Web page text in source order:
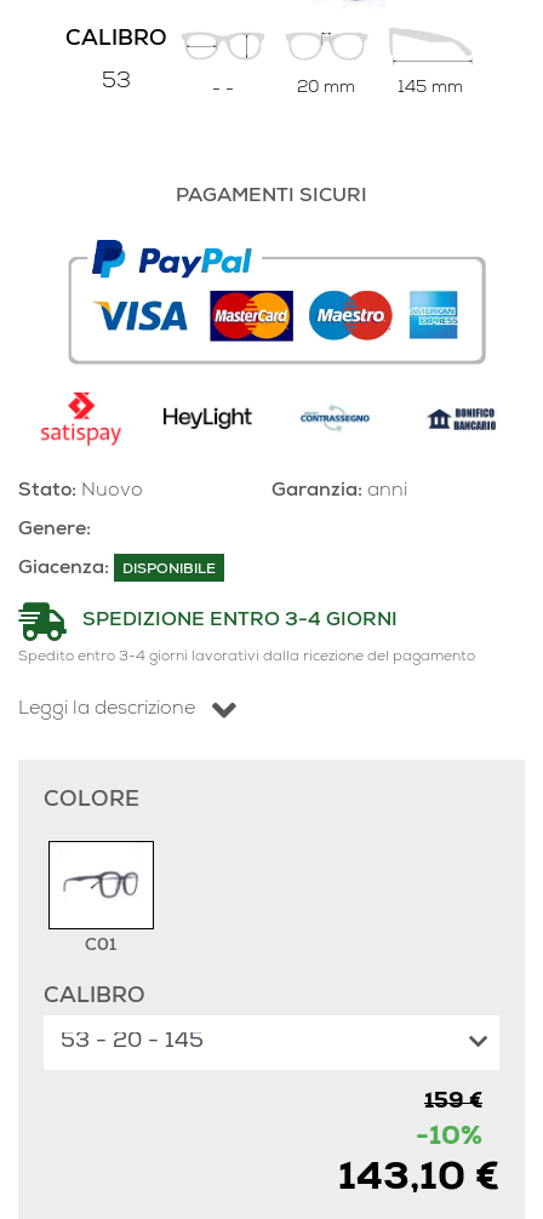
CALIBRO
53 - - 20 mm 145 mm
PAGAMENTI SICURI
Stato: Nuovo
Genere:
Garanzia: anni
Giacenza: DISPONIBILE
SPEDIZIONE ENTRO 3-4 GIORNI
Spedito entro 3-4 giorni lavorativi dalla ricezione del pagamento
Leggi la descrizione
COLORE
C01
CALIBRO
159 €
-10%
143,10 €